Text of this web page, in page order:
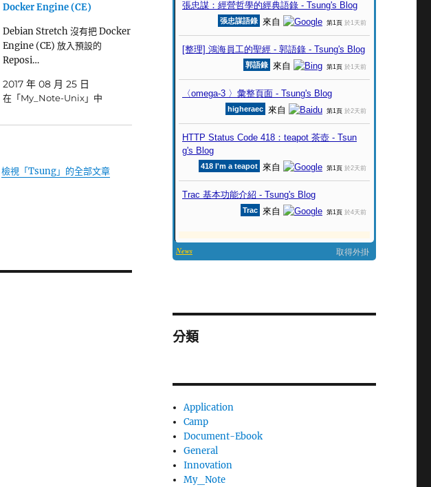
Docker Engine (CE)
Debian Stretch 沒有把 Docker
Engine (CE) 放入預設的
Reposi…
2017 年 08 月 25 日
在「My_Note-Unix」中
檢視「Tsung」的全部文章
分類
Application
Camp
Document-Ebook
General
Innovation
My_Note